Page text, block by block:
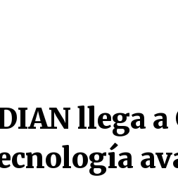
llega a